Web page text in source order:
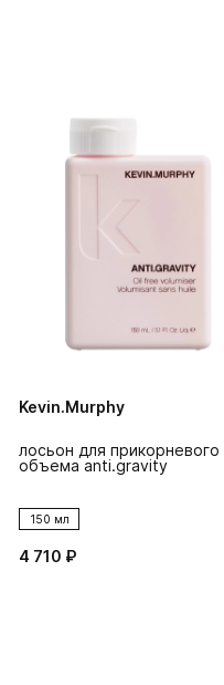
Kevin.Murphy
лосьон для прикорневого
объема anti.gravity
150 мл
4 710 ₽